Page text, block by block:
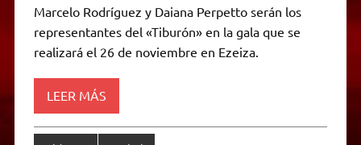
n
d
l
y
Marcelo Rodríguez y Daiana Perpetto serán los
representantes del «Tiburón» en la gala que se
realizará el 26 de noviembre en Ezeiza.
LEER MÁS